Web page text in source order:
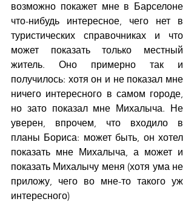
возможно покажет мне в Барселоне
что-нибудь интересное, чего нет в
туристических справочниках и что
может показать только местный
житель. Оно примерно так и
получилось: хотя он и не показал мне
ничего интересного в самом городе,
но зато показал мне Михалыча. Не
уверен, впрочем, что входило в
планы Бориса: может быть, он хотел
показать мне Михалыча, а может и
показать Михалычу меня (хотя ума не
приложу, чего во мне-то такого уж
интересного)